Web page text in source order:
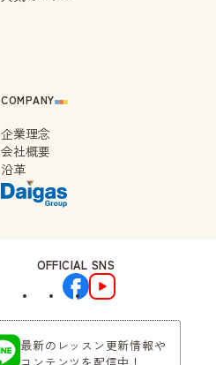
COMPANY
企業理念
会社概要
沿革
OFFICIAL SNS
最新のレッスン更新情報や
コンテンツを配信中！